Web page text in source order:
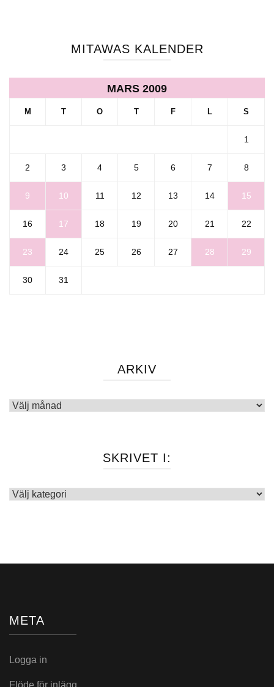
MITAWAS KALENDER
MARS 2009
M T O T F L S
1
2 3 4 5 6 7 8
9 10 11 12 13 14 15
16 17 18 19 20 21 22
23 24 25 26 27 28 29
30 31
ARKIV
Arkiv
SKRIVET I:
Skrivet
META
Logga in
Flöde för inlägg